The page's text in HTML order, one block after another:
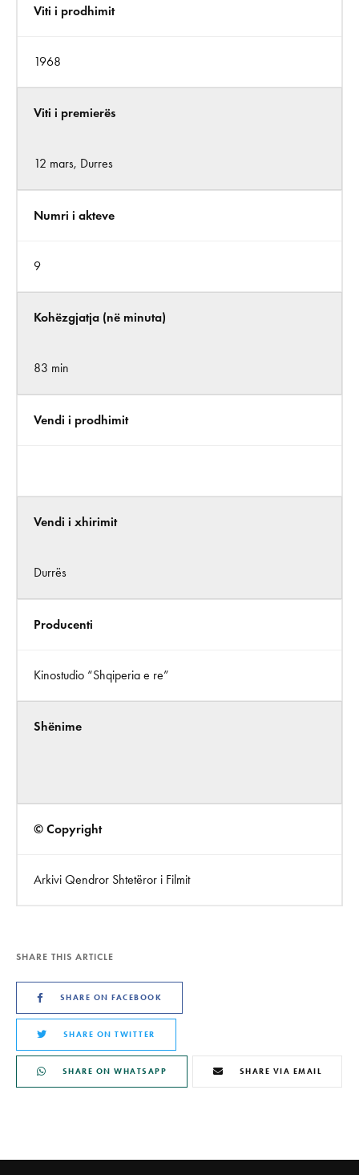
Viti i prodhimit
1968
Viti i premierës
12 mars, Durres
Numri i akteve
9
Kohëzgjatja (në minuta)
83 min
Vendi i prodhimit
Vendi i xhirimit
Durrës
Producenti
Kinostudio “Shqiperia e re”
Shënime
© Copyright
Arkivi Qendror Shtetëror i Filmit
SHARE THIS ARTICLE
SHARE ON FACEBOOK
SHARE ON TWITTER
SHARE ON WHATSAPP SHARE VIA EMAIL